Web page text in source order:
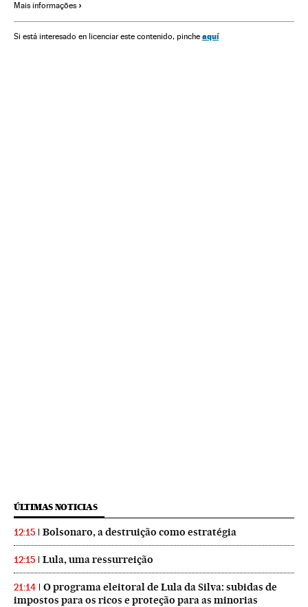
Mais informações
Si está interesado en licenciar este contenido, pinche aquí
ÚLTIMAS NOTICIAS
12:15 Bolsonaro, a destruição como estratégia
12:15 Lula, uma ressurreição
21:14
O programa eleitoral de Lula da Silva: subidas de
impostos para os ricos e proteção para as minorias